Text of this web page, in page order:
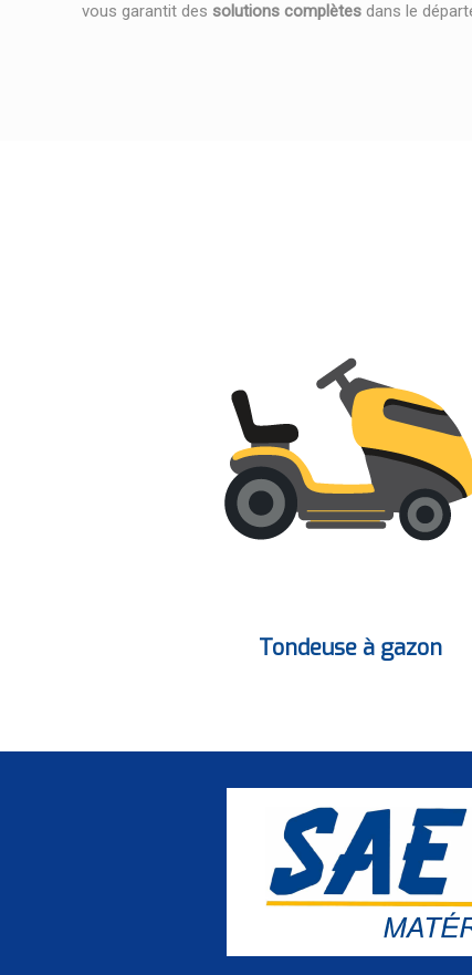
vous garantit des solutions complètes dans le
Tondeuse à gazon